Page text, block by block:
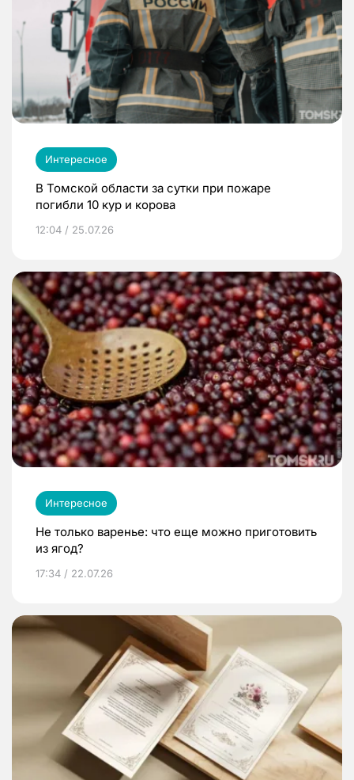
Интересное
В Томской области за сутки при пожаре
погибли 10 кур и корова
12:04 / 25.07.26
Интересное
Не только варенье: что еще можно приготовить
из ягод?
17:34 / 22.07.26